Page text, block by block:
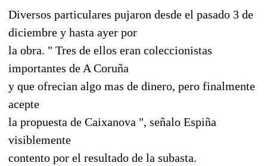
Diversos particulares pujaron desde el pasado 3 de
diciembre y hasta ayer por
la obra. " Tres de ellos eran coleccionistas
importantes de A Coruña
y que ofrecian algo mas de dinero, pero finalmente
acepte
la propuesta de Caixanova ", señalo Espiña
visiblemente
contento por el resultado de la subasta.